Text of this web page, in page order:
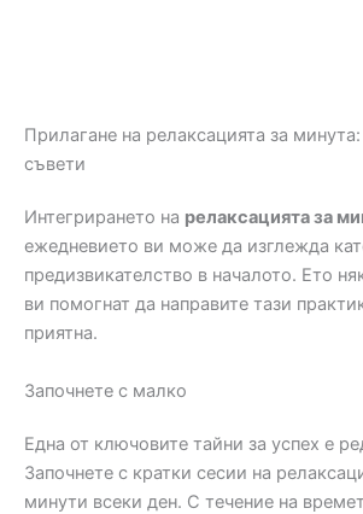
Прилагане на релаксацията за
съвети
Интегрирането на релаксацията за
ежедневието ви може да изглежда
предизвикателство в началото. Ето
ви помогнат да направите тази
приятна.
Започнете с малко
Една от ключовите тайни за успех е
Започнете с кратки сесии на
минути всеки ден. С течение на